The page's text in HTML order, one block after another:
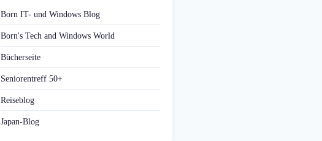
Born IT- und Windows Blog
Born's Tech and Windows World
Bücherseite
Seniorentreff 50+
Reiseblog
Japan-Blog